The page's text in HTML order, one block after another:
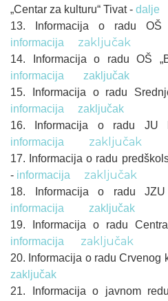
„Centar za kulturu“ Tivat - dalje
13. Informacija o radu OŠ
informacija
zaključak
14. Informacija o radu OŠ
informacija
zaključak
15. Informacija o radu
informacija
zaključak
16. Informacija o radu
informacija zaključak
17. Informacija o radu
- informacija zaključak
18. Informacija o radu
informacija
zaključak
19. Informacija o radu
informacija
zaključak
20. Informacija o radu Crvenog
zaključak
21. Informacija o javnom